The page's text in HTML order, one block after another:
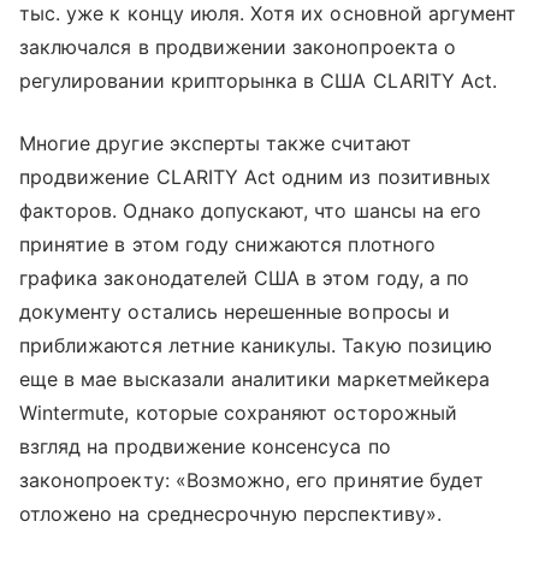
тыс. уже к концу июля. Хотя их основной аргумент
заключался в продвижении законопроекта о
регулировании крипторынка в США CLARITY Act.
Многие другие эксперты также считают
продвижение CLARITY Act одним из позитивных
факторов. Однако допускают, что шансы на его
принятие в этом году снижаются плотного
графика законодателей США в этом году, а по
документу остались нерешенные вопросы и
приближаются летние каникулы. Такую позицию
еще в мае высказали аналитики маркетмейкера
Wintermute, которые сохраняют осторожный
взгляд на продвижение консенсуса по
законопроекту: «Возможно, его принятие будет
отложено на среднесрочную перспективу».